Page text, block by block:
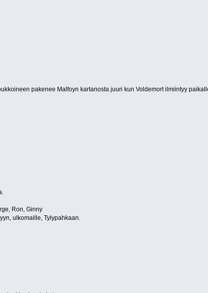
pakenee Malfoyn kartanosta juuri kun Voldemort ilmiintyy
Ron, Ginny
ulkomaille, Tylypahkaan.